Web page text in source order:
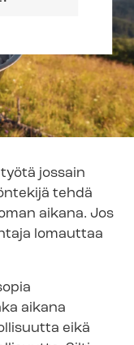
jossain
tehdä
aikana. Jos
lomauttaa
aikana
eikä